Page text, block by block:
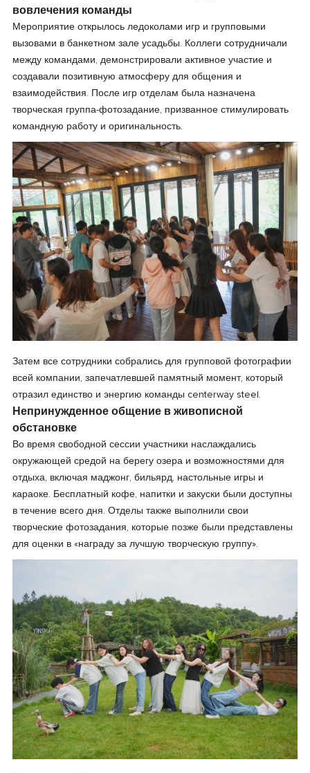
вовлечения команды
Мероприятие открылось ледоколами игр и групповыми
вызовами в банкетном зале усадьбы. Коллеги сотрудничали
между командами, демонстрировали активное участие и
создавали позитивную атмосферу для общения и
взаимодействия. После игр отделам была назначена
творческая группа-фотозадание, призванное стимулировать
командную работу и оригинальность.
Затем все сотрудники собрались для групповой фотографии
всей компании, запечатлевшей памятный момент, который
отразил единство и энергию команды centerway steel.
Непринужденное общение в живописной
обстановке
Во время свободной сессии участники наслаждались
окружающей средой на берегу озера и возможностями для
отдыха, включая маджонг, бильярд, настольные игры и
караоке. Бесплатный кофе, напитки и закуски были доступны
в течение всего дня. Отделы также выполнили свои
творческие фотозадания, которые позже были представлены
для оценки в «награду за лучшую творческую группу».